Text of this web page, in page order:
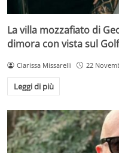
La villa mozzafiato di
dimora con vista sul
Clarissa Missarelli 22
Leggi di più